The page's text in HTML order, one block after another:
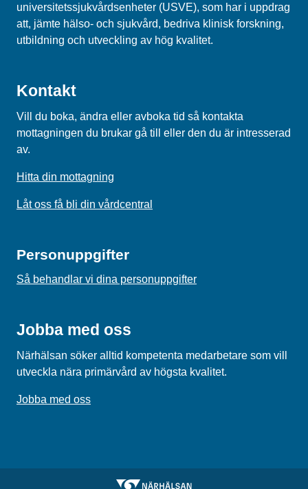
universitetssjukvårdsenheter (USVE), som har i uppdrag
att, jämte hälso- och sjukvård, bedriva klinisk forskning,
utbildning och utveckling av hög kvalitet.
Kontakt
Vill du boka, ändra eller avboka tid så kontakta
mottagningen du brukar gå till eller den du är intresserad
av.
Hitta din mottagning
Låt oss få bli din vårdcentral
Personuppgifter
Så behandlar vi dina personuppgifter
Jobba med oss
Närhälsan söker alltid kompetenta medarbetare som vill
utveckla nära primärvård av högsta kvalitet.
Jobba med oss